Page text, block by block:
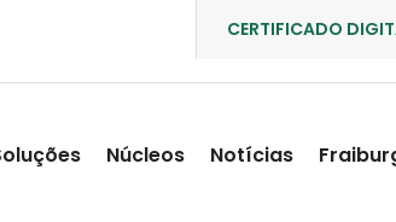
CERTIFICADO
Núcleos Notícias